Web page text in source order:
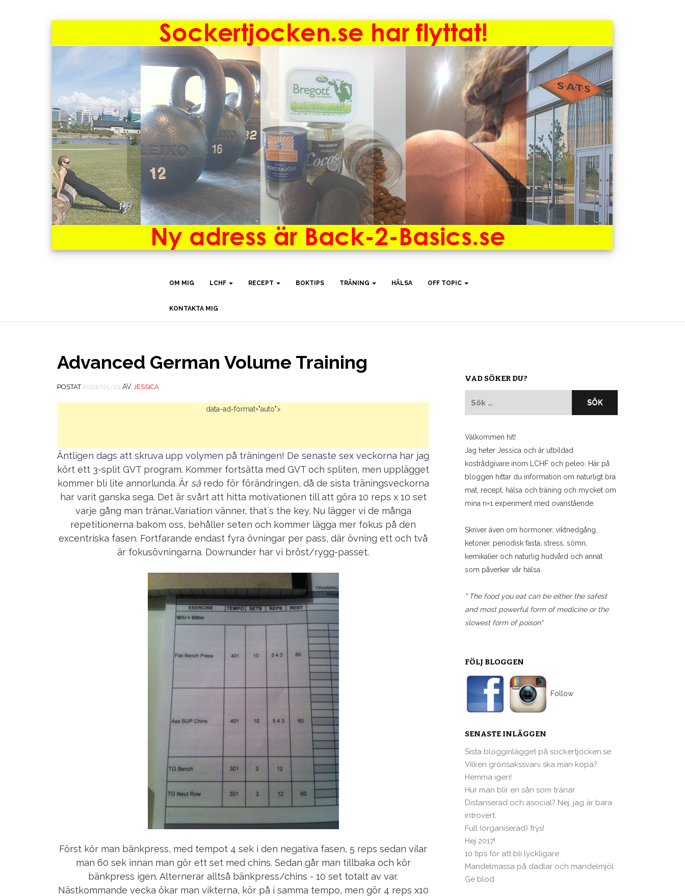
OM MIG LCHF RECEPT BOKTIPS TRÄNING HÄLSA OFF TOPIC
KONTAKTA MIG
Advanced German Volume Training
POSTAT 2024/01/21 AV JESSICA
data-ad-format="auto">
Äntligen dags att skruva upp volymen på träningen! De senaste sex veckorna har jag
kört ett 3-split GVT program. Kommer fortsätta med GVT och spliten, men upplägget
kommer bli lite annorlunda. Är såredo för förändringen, då de sista träningsveckorna
har varit ganska sega. Det är svårt att hitta motivationen till att göra 10 reps x 10 set
varje gång man tränar…Variation vänner, that´s the key. Nu lägger vi de många
repetitionerna bakom oss, behåller seten och kommer lägga mer fokus på den
excentriska fasen. Fortfarande endast fyra övningar per pass, där övning ett och två
är fokusövningarna. Downunder har vi bröst/rygg-passet.
Först kör man bänkpress, med tempot 4 sek i den negativa fasen, 5 reps sedan vilar
man 60 sek innan man gör ett set med chins. Sedan går man tillbaka och kör
bänkpress igen. Alternerar alltså bänkpress/chins - 10 set totalt av var.
Nästkommande vecka ökar man vikterna, kör på i samma tempo, men gör 4 reps x10
VAD SÖKER DU?
Välkommen hit!
Jag heter Jessica och är utbildad
kostrådgivare inom LCHF och peleo. Här på
bloggen hittar du information om naturligt bra
mat, recept, hälsa och träning och mycket om
mina n=1 experiment med ovanstående.
Skriver även om hormoner, viktnedgång,
ketoner, periodisk fasta, stress, sömn,
kemikalier och naturlig hudvård och annat
som påverkar vår hälsa.
" The food you eat can be either the safest
and most powerful form of medicine or the
slowest form of poison"
FÖLJ BLOGGEN
Follow
SENASTE INLÄGGEN
Sista blogginlägget på sockertjocken.se
Vilken grönsakssvarv ska man köpa?
Hemma igen!
Hur man blir en sån som tränar
Distanserad och asocial? Nej, jag är bara
introvert.
Full (organiserad) frys!
Hej 2017!
10 tips för att bli lyckligare
Mandelmassa på dadlar och mandelmjöl
Ge blod